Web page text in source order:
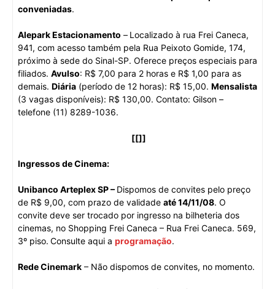
conveniadas.
Alepark Estacionamento – Localizado à rua Frei Caneca,
941, com acesso também pela Rua Peixoto Gomide, 174,
próximo à sede do Sinal-SP. Oferece preços especiais para
filiados. Avulso: R$ 7,00 para 2 horas e R$ 1,00 para as
demais. Diária (período de 12 horas): R$ 15,00. Mensalista
(3 vagas disponíveis): R$ 130,00. Contato: Gilson –
telefone (11) 8289-1036.
[[]]
Ingressos de Cinema:
Unibanco Arteplex SP – Dispomos de convites pelo preço
de R$ 9,00, com prazo de validade até 14/11/08. O
convite deve ser trocado por ingresso na bilheteria dos
cinemas, no Shopping Frei Caneca – Rua Frei Caneca. 569,
3º piso. Consulte aqui a programação.
Rede Cinemark – Não dispomos de convites, no momento.